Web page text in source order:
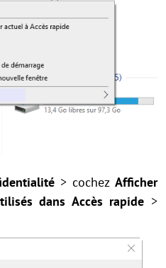
> cochez Afficher
dans Accès rapide >